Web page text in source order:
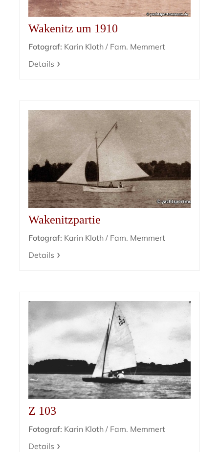
Wakenitz um 1910
Fotograf: Karin Kloth / Fam. Memmert
Details
Wakenitzpartie
Fotograf: Karin Kloth / Fam. Memmert
Details
Z 103
Fotograf: Karin Kloth / Fam. Memmert
Details